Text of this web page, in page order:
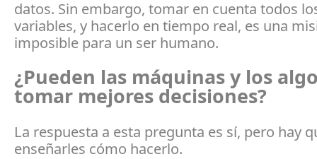
datos. Sin embargo, tomar en cuenta todos
variables, y hacerlo en tiempo real, es una
imposible para un ser humano.
¿Pueden las máquinas y los
tomar mejores decisiones?
La respuesta a esta pregunta es sí, pero hay
enseñarles cómo hacerlo.